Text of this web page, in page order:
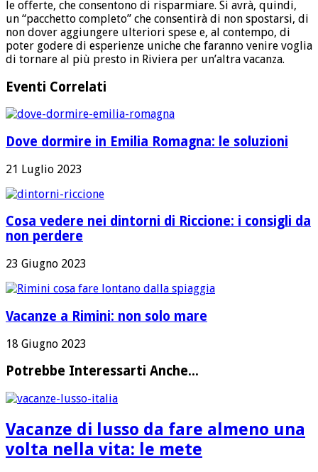
le offerte, che consentono di risparmiare. Si avrà, quindi,
un “pacchetto completo” che consentirà di non spostarsi, di
non dover aggiungere ulteriori spese e, al contempo, di
poter godere di esperienze uniche che faranno venire voglia
di tornare al più presto in Riviera per un’altra vacanza.
Eventi Correlati
Dove dormire in Emilia Romagna: le soluzioni
21 Luglio 2023
Cosa vedere nei dintorni di Riccione: i consigli da
non perdere
23 Giugno 2023
Vacanze a Rimini: non solo mare
18 Giugno 2023
Potrebbe Interessarti Anche...
Vacanze di lusso da fare almeno una
volta nella vita: le mete